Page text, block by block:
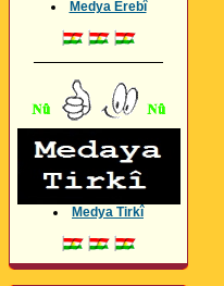
Medya Erebî
Medya Tirkî